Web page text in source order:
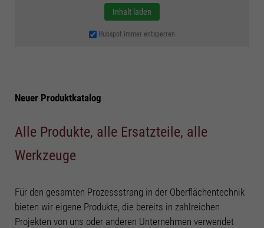
Inhalt laden
Hubspot immer entsperren
Neuer Produktkatalog
Alle Produkte, alle Ersatzteile, alle
Werkzeuge
Für den gesamten Prozessstrang in der Oberflächentechnik
bieten wir eigene Produkte, die bereits in zahlreichen
Projekten von uns oder anderen Unternehmen verwendet
Marketing-Cookies werden von Drittanbietern oder Publishern verwendet, um
Websites hinweg verfolgen.